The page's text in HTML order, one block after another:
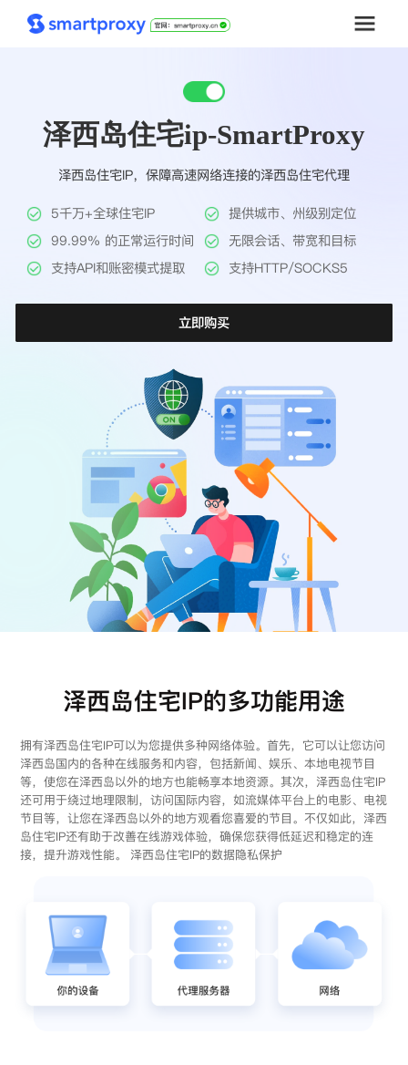
套餐购买
解决方案
工具
帮助中心
泽西岛住宅ip-SmartProxy
泽西岛住宅IP，保障高速网络连接的泽西岛住宅代理
5千万+全球住宅IP
提供城市、州级别定位
99.99% 的正常运行时间
无限会话、带宽和目标
支持API和账密模式提取
支持HTTP/SOCKS5
立即购买
泽西岛住宅IP的多功能用途
拥有泽西岛住宅IP可以为您提供多种网络体验。首先，它可以让您访问
泽西岛国内的各种在线服务和内容，包括新闻、娱乐、本地电视节目
等，使您在泽西岛以外的地方也能畅享本地资源。其次，泽西岛住宅IP
还可用于绕过地理限制，访问国际内容，如流媒体平台上的电影、电视
节目等，让您在泽西岛以外的地方观看您喜爱的节目。不仅如此，泽西
岛住宅IP还有助于改善在线游戏体验，确保您获得低延迟和稳定的连
接，提升游戏性能。 泽西岛住宅IP的数据隐私保护